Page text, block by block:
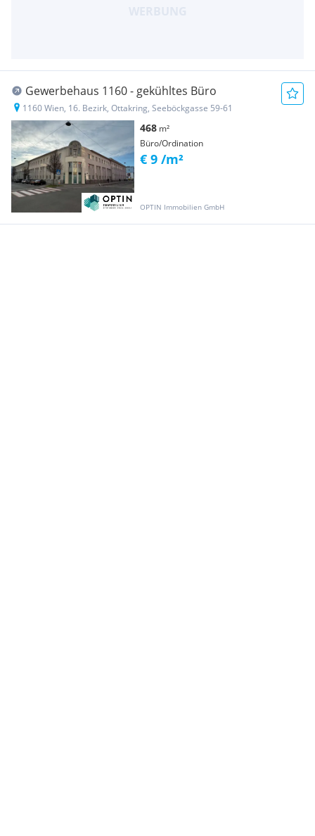
Gewerbehaus 1160 - gekühltes Büro
1160 Wien, 16. Bezirk, Ottakring, Seeböckgasse 59-61
468 m²
Büro/Ordination
OPTIN Immobilien GmbH
€ 9 /m²